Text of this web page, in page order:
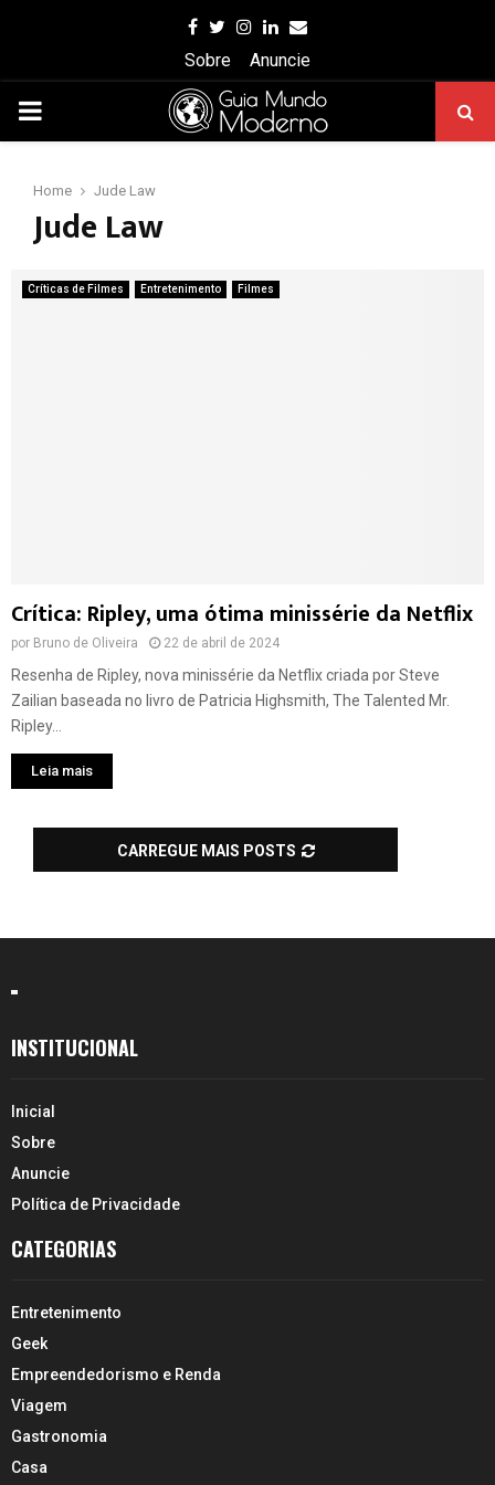
Facebook
Twitter
Instagram
Linkedin
Email
Sobre
Anuncie
PRIMARY
Home Jude Law
Jude Law
Críticas de Filmes Entretenimento Filmes
Crítica: Ripley, uma ótima minissérie da Netflix
por Bruno de Oliveira 22 de abril de 2024
Resenha de Ripley, nova minissérie da Netflix criada por Steve
Zailian baseada no livro de Patricia Highsmith, The Talented Mr.
Ripley...
Leia mais
CARREGUE MAIS POSTS
INSTITUCIONAL
Inicial
Sobre
Anuncie
Política de Privacidade
CATEGORIAS
Entretenimento
Geek
Empreendedorismo e Renda
Viagem
Gastronomia
Casa